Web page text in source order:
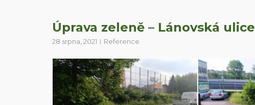
Úprava zeleně – Lánovská ulice
28 srpna, 2021 Reference